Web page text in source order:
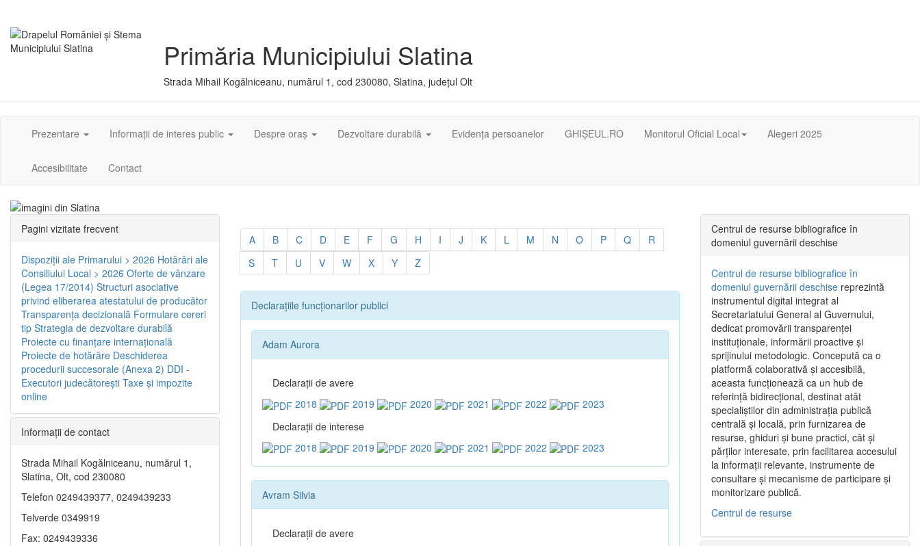
Primăria Municipiului Slatina
Strada Mihail Kogălniceanu, numărul 1, cod 230080, Slatina, județul Olt
Prezentare Informații de interes public Despre oraș Dezvoltare durabilă Evidența persoanelor GHIȘEUL.RO Monitorul Oficial Local Alegeri 2025
Accesibilitate Contact
A B C D E F G H I J K L M N O P Q
R
S
T U V W X Y Z
Declarațiile funcționarilor publici
Adam Aurora
Declaraţii de avere
2018
2019 2020 2021 2022
2023
Declaraţii de interese
2018
2019 2020 2021 2022 2023
Avram Silvia
Declaraţii de avere
Pagini vizitate frecvent
Dispoziţii ale Primarului > 2026 Hotărâri ale
Consiliului Local > 2026 Oferte de vânzare
(Legea 17/2014) Structuri asociative
privind eliberarea atestatului de producător
Transparenţa decizională Formulare cereri
tip Strategia de dezvoltare durabilă
Proiecte cu finanţare internaţională
Proiecte de hotărâre Deschiderea
procedurii succesorale (Anexa 2) DDI -
Executori judecătorești Taxe şi impozite
online
Informaţii de contact
Strada Mihail Kogălniceanu, numărul 1,
Slatina, Olt, cod 230080
Telefon 0249439377, 0249439233
Telverde 0349919
Fax: 0249439336
Centrul de resurse bibliografice în
domeniul guvernării deschise
Centrul de resurse bibliografice în
domeniul guvernării deschise reprezintă
instrumentul digital integrat al
Secretariatului General al Guvernului,
dedicat promovării transparenței
instituționale, informării proactive și
sprijinului metodologic. Concepută ca o
platformă colaborativă și accesibilă,
aceasta funcționează ca un hub de
referință bidirecțional, destinat atât
specialiștilor din administrația publică
centrală și locală, prin furnizarea de
resurse, ghiduri și bune practici, cât și
părților interesate, prin facilitarea accesului
la informații relevante, instrumente de
consultare și mecanisme de participare și
monitorizare publică.
Centrul de resurse